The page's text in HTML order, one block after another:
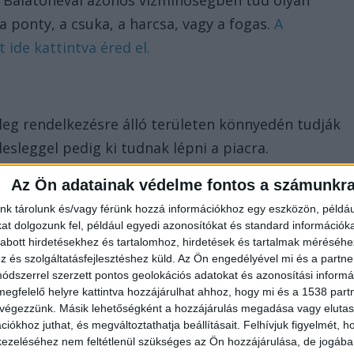
Az Ön adatainak védelme fontos a
tárolunk és/vagy férünk hozzá információkhoz egy eszközön,
dolgozunk fel, például egyedi azonosítókat és standard
hirdetésekhez és tartalomhoz, hirdetések és tartalmak
és szolgáltatásfejlesztéshez küld. Az Ön engedélyével mi és a
szerzett pontos geolokációs adatokat és azonosítási
helyre kattintva hozzájárulhat ahhoz, hogy mi és a 1538
Másik lehetőségként a hozzájárulás megadása vagy
juthat, és megváltoztathatja beállításait. Felhívjuk figyelmét,
nem feltétlenül szükséges az Ön hozzájárulása, de
a csuka, a harcsa, vagy a fogas.A
ide kattintva éred el.
rendelkezésre álló területen könnyedén tudják
pedig ki tudnak lépni a piacra.
hal egy hónapja megkapta az Európai
termék minősítést – tette hozzá.
a célkitűzésnek a megvalósítása, hogy a